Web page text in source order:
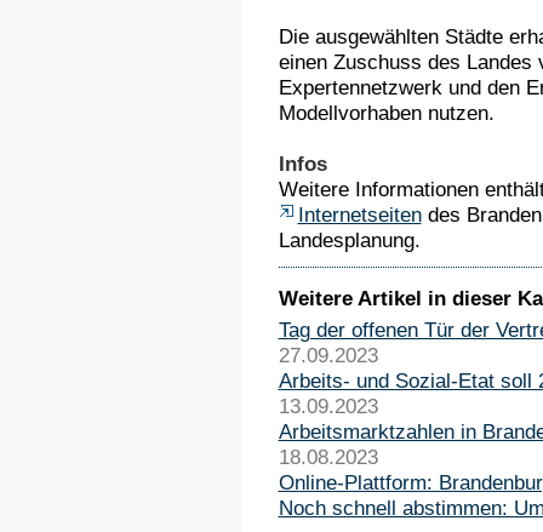
Die ausgewählten Städte
einen Zuschuss des Landes
Expertennetzwerk und den
Modellvorhaben nutzen.
Infos
Weitere Informationen
Internetseitendes
Landesplanung.
Weitere Artikel in dieser
Tag der offenen Tür der
27.09.2023
Arbeits- und Sozial-Etat soll
13.09.2023
Arbeitsmarktzahlen in
18.08.2023
Online-Plattform:
Noch schnell abstimmen: